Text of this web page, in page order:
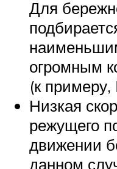
Для
огромным
(к
Низкая
режущего
движении
данном